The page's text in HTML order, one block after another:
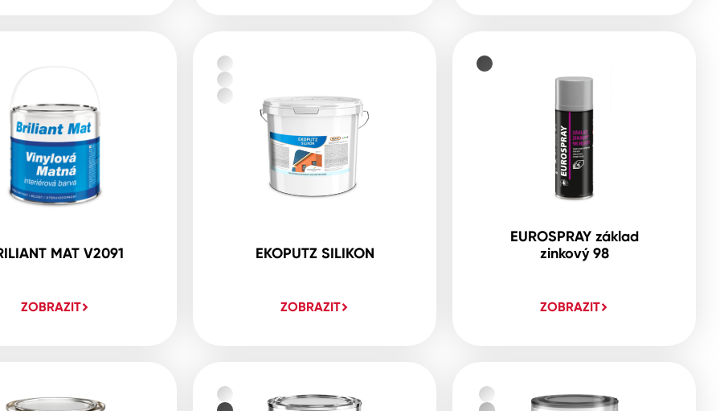
MAT V2091
ZOBRAZIT
EKOPUTZ SILIKON
ZOBRAZIT
EUROSPRAY základ
zinkový 98
ZOBRAZIT